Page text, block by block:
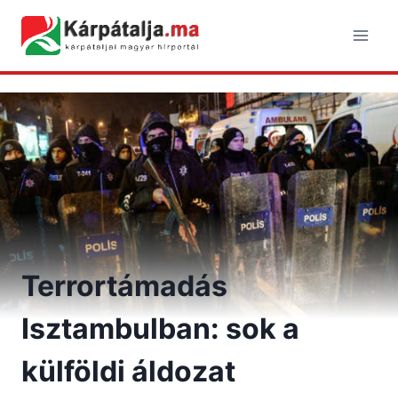
content
Terrortámadás
Isztambulban: sok a
külföldi áldozat